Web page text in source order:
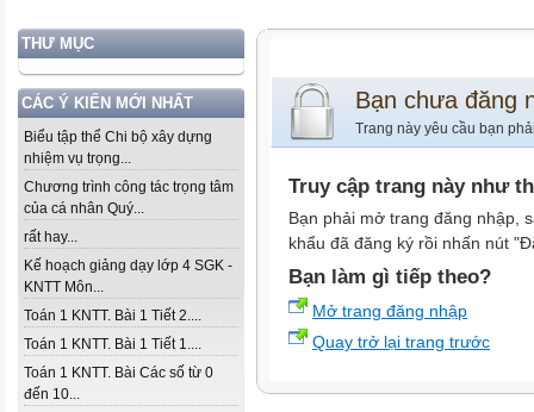
THƯ MỤC
CÁC Ý KIẾN MỚI NHẤT
Biểu tập thể Chi bộ xây dựng
nhiệm vụ trọng...
Chương trình công tác trọng tâm
của cá nhân Quý...
rất hay...
Kế hoạch giảng dạy lớp 4 SGK -
KNTT Môn...
Toán 1 KNTT. Bài 1 Tiết 2....
Toán 1 KNTT. Bài 1 Tiết 1....
Toán 1 KNTT. Bài Các số từ 0
đến 10...
Bạn chưa đăng
Trang này yêu cầu bạn
Truy cập trang này như
Bạn phải mở trang đăng nhập,
khẩu đã đăng ký rồi nhấn nút
Bạn làm gì tiếp theo?
Mở trang đăng nhập
Quay trở lại trang trước